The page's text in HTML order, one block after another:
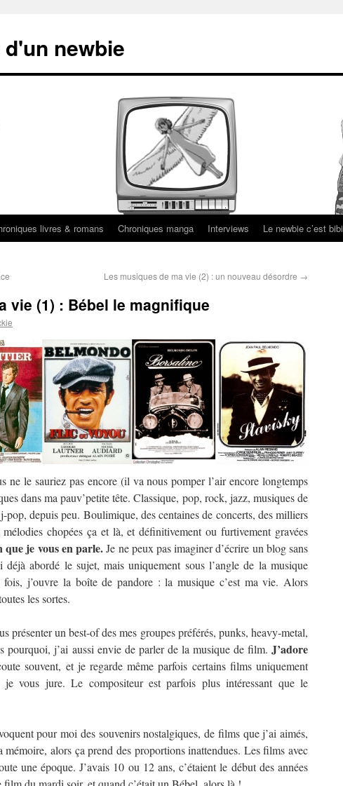
newbie
livres & romans Chroniques manga Interviews Le newbie c’est bibi
Les musiques de ma vie (2) : un nouveau désordre →
vie (1) : Bébel le magnifique
ne le sauriez pas encore (il va nous pomper l’air encore longtemps
dans ma pauv’petite tête. Classique, pop, rock, jazz, musiques de
pop, depuis peu. Boulimique, des centaines de concerts, des milliers
chopées ça et là, et définitivement ou furtivement gravées
je vous en parle.Je ne peux pas imaginer d’écrire un blog sans
abordé le sujet, mais uniquement sous l’angle de la musique
j’ouvre la boîte de pandore : la musique c’est ma vie. Alors
les sortes.
présenter un best-of des mes groupes préférés, punks, heavy-metal,
pourquoi, j’ai aussi envie de parler de la musique de film. J’adore
souvent, et je regarde même parfois certains films uniquement
vous jure. Le compositeur est parfois plus intéressant que le
pour moi des souvenirs nostalgiques, de films que j’ai aimés,
mémoire, alors ça prend des proportions inattendues. Les films avec
une époque. J’avais 10 ou 12 ans, c’étaient le début des années